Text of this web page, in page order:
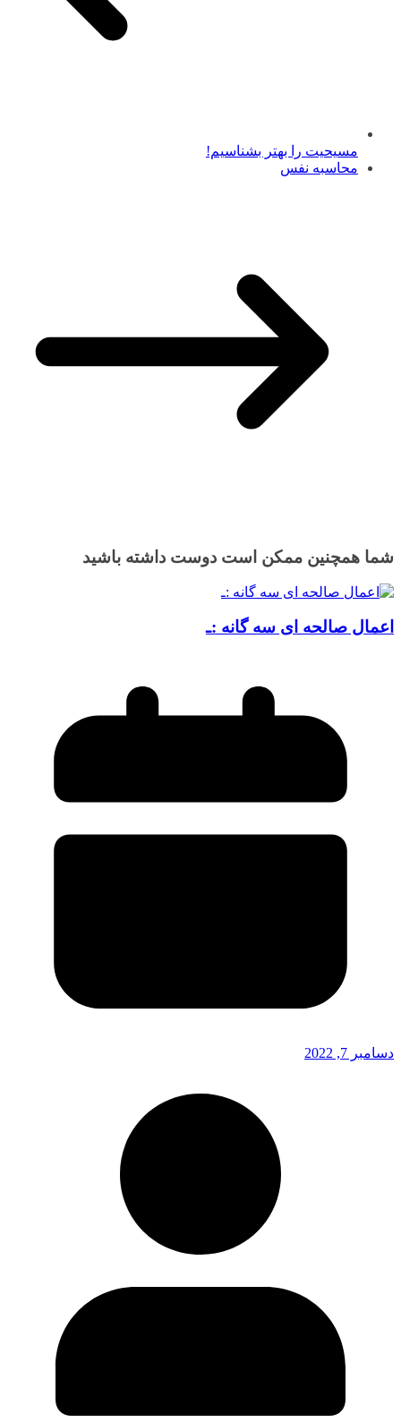
مسیحیت را بهتر بشناسیم!
محاسبه نفس
شما همچنین ممکن است دوست داشته باشید
اعمال صالحه ای سه گانه :ـ
دسامبر 7, 2022